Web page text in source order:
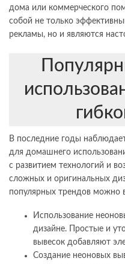
дома или коммерческого
собой не только
рекламы, но и являются
В последние годы
для домашнего
с развитием технологий и
сложных и оригинальных
популярных трендов можно
Использование
дизайне. Простые и
вывесок добавляют
Создание неоновых